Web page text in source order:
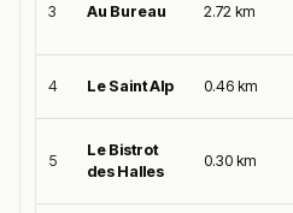
3 Au Bureau 2.72 km
4 Le Saint Alp 0.46 km
5
Le Bistrot
des Halles
0.30 km